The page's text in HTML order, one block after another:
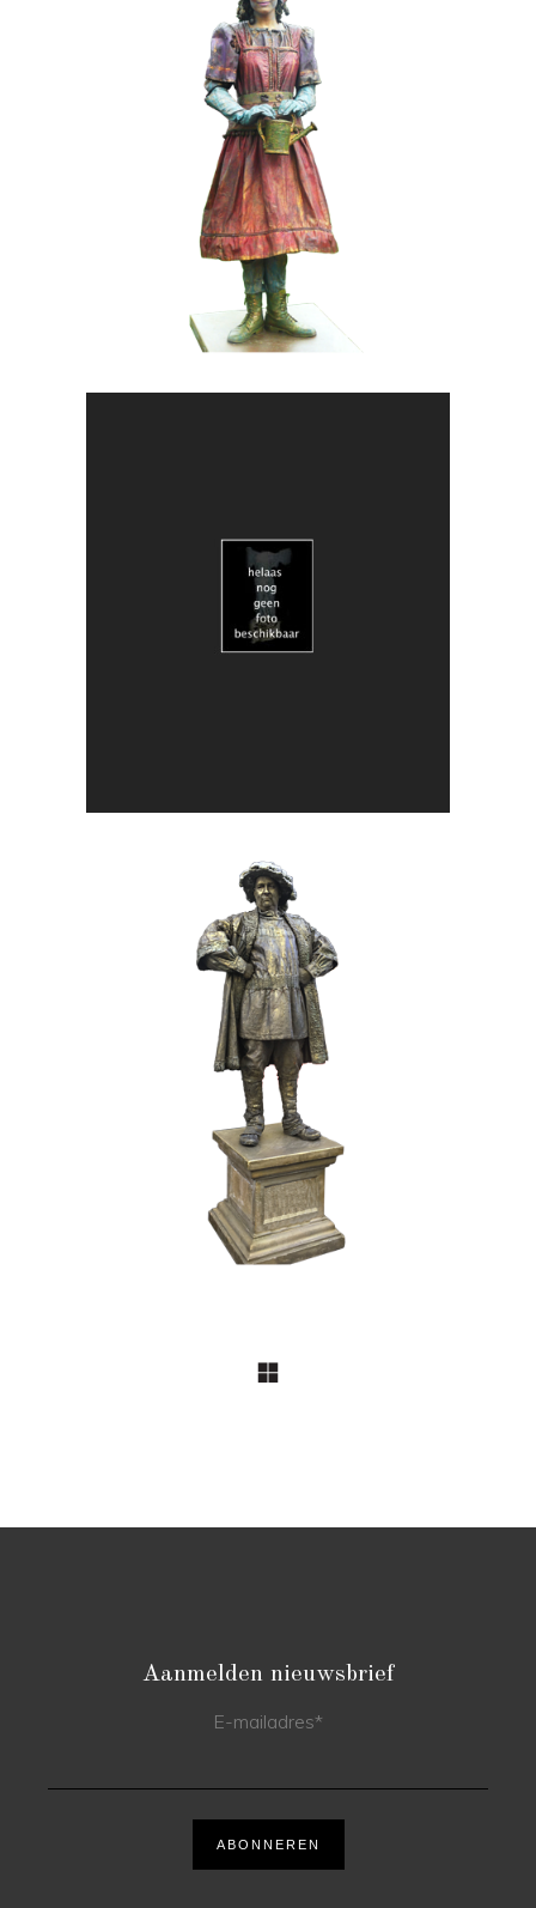
FANTASY KIDS KLEUR
MOBIEL
019 Lentemeisje
HEDENDAAGS
018 Duo Obscuria
BRONS HISTORIE
017 De Hertog
Aanmelden nieuwsbrief
E-mailadres*
ABONNEREN